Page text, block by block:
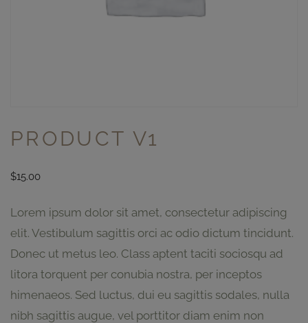
PRODUCT V1
$15.00
Lorem ipsum dolor sit amet, consectetur adipiscing
elit. Vestibulum sagittis orci ac odio dictum tincidunt.
Donec ut metus leo. Class aptent taciti sociosqu ad
litora torquent per conubia nostra, per inceptos
himenaeos. Sed luctus, dui eu sagittis sodales, nulla
nibh sagittis augue, vel porttitor diam enim non